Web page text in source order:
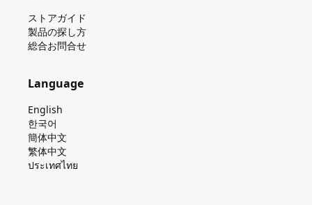
ストアガイド
製品の探し⽅
総合お問合せ
Language
English
한국어
簡体中文
繁体中文
ประเทศไทย